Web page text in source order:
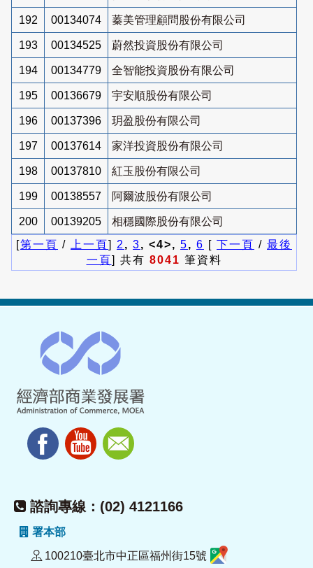
192 00134074 蓁美管理顧問股份有限公司
193 00134525 蔚然投資股份有限公司
194 00134779 全智能投資股份有限公司
195 00136679 宇安順股份有限公司
196 00137396 玥盈股份有限公司
197 00137614 家洋投資股份有限公司
198 00137810 紅玉股份有限公司
199 00138557 阿爾波股份有限公司
200 00139205
相穩國際股份有限公司
[第一頁 / 上一頁] 2 , 3, <4>, 5, 6 [ 下一頁 / 最後
一頁] 共有 8041 筆資料
諮詢專線：(02) 4121166
署本部
100210臺北市中正區福州街15號